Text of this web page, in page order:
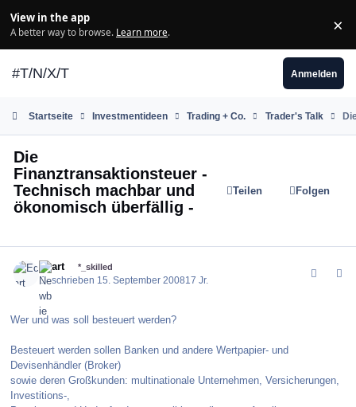
View in the app
A better way to browse. Learn more. ×
#T/N/X/T Anmelden
Startseite Investmentideen Trading + Co. Trader's Talk
Die
Finanztransaktionsteuer -
Technisch machbar und
ökonomisch überfällig -
Teilen Folgen
Ecart *_skilled
Geschrieben 15. September 200817 Jr.
Wer und was soll besteuert werden?
Besteuert werden sollen Banken und andere Wertpapier- und
Devisenhändler (Broker)
sowie deren Großkunden: multinationale Unternehmen, Versicherungen,
Investitions-,